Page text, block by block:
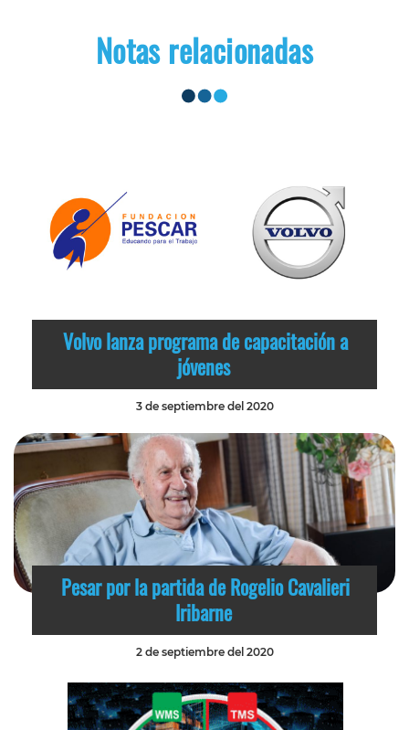
Notas relacionadas
Volvo lanza programa de capacitación a
jóvenes
3 de septiembre del 2020
Pesar por la partida de Rogelio Cavalieri
Iribarne
2 de septiembre del 2020